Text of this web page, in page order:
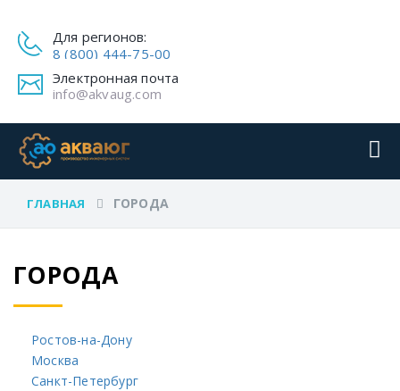
Для регионов:
8 (800) 444-75-00
Электронная почта
info@akvaug.com
ГЛАВНАЯ ГОРОДА
ГОРОДА
Ростов-на-Дону
Москва
Санкт-Петербург